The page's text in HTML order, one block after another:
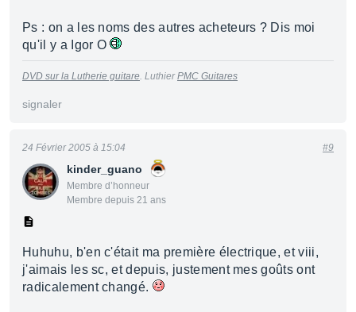
Ps : on a les noms des autres acheteurs ? Dis moi
qu'il y a Igor O
DVD sur la Lutherie guitare. LuthierPMC Guitares
signaler
kinder_guano
Membre d’honneur
Membre depuis 21 ans
24 Février 2005 à 15:04 #9
Huhuhu, b'en c'était ma première électrique, et viii,
j'aimais les sc, et depuis, justement mes goûts ont
radicalement changé.